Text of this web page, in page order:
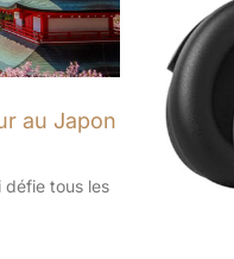
au Japon
défie tous les